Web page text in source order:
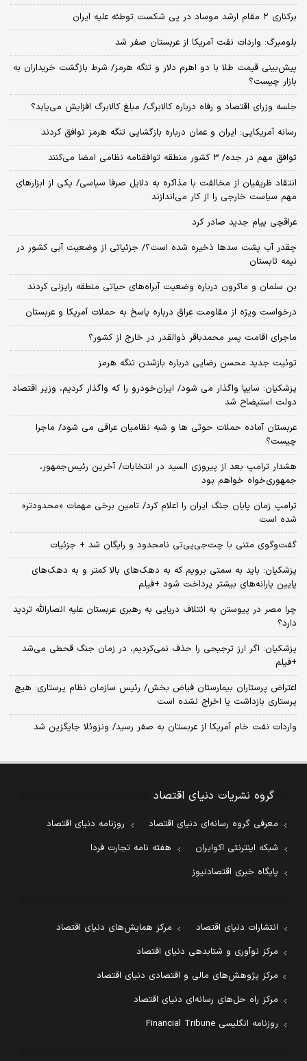
برکناری ۲ مقام‌ ارشد موساد در پی شکست توطئه علیه ایران
بلومبرگ: واردات نفت آمریکا از عربستان صفر شد
پیش‌بینی قیمت طلا با دو اهرم دلار و تنگه هرمز/ شرط بازگشت خریداران به
بازار چیست؟
جلسه وزرای اقتصاد و رفاه درباره کالابرگ/ مبلغ کالابرگ افزایش می‌یابد؟
رسانه آمریکایی: ایران و عمان درباره بازگشایی تنگه هرمز توافق کردند
توافق مهم در جده/ 3 کشور منطقه توافقنامه نظامی امضا می‌کنند
انتقاد ظریفیان از مخالفت با مذاکره به دلایل صرفا سیاسی/ یکی از ابزارهای
مهم سیاست خارجی را از کار می‌اندازند
عراقچی پیام جدید صادر کرد
چقدر آب پشت سدها ذخیره شده است؟/ جزئیاتی از وضعیت آبی کشور در
نیمه تابستان
بن سلمان و ماکرون درباره وضعیت آبراه‌های حیاتی منطقه رایزنی کردند
درخواست ویژه از مقاومت عراق درباره پاسخ به حملات آمریکا و عربستان
ماجرای اقامت پسر محمدباقر ذوالقدر در خارج از کشور؟
توئیت جدید محسن رضایی درباره بازشدن تنگه هرمز
پزشکیان: سایپا واگذار می شود/ ایران‌خودرو را که واگذار کردیم، وزیر اقتصاد
دولت استیضاح شد
عربستان آماده حملات حوثی ها و شبه نظامیان عراقی می شود/ ماجرا
چیست؟
هشدار ترامپ بعد از پیروزی السید در انتخابات/ آخرین رئیس‌جمهور،
جمهوری‌خواه خواهم بود
ترامپ زمان پایان جنگ ایران را اعلام کرد/ تامین برخی مهمات «محدودتر»
شده است
گفت‌وگوی متنی با چت‌جی‌پی‌تی نامحدود و رایگان شد + جزئیات
پزشکیان: باید به سمتی برویم که به دهک‌های بالا کمتر و به دهک‌های
پایین یارانه‌های بیشتر پرداخت شود +فیلم
چرا مصر در پیوستن به ائتلاف دریایی به رهبری عربستان علیه انصارالله تردید
دارد؟
پزشکیان: اگر ارز ترجیحی را حذف نمی‌کردیم، در زمان جنگ قحطی می‌شد
+فیلم
اعتراض پرستاران بیمارستان فیاض بخش/ رئیس سازمان نظام پرستاری: هیچ
پرستاری بازداشت یا اخراج نشده است
واردات نفت خام آمریکا از عربستان به صفر رسید/ ونزوئلا جایگزین شد
گروه نشریات دنیای اقتصاد
معرفی گروه رسانه‌ای دنیای اقتصاد
روزنامه دنیای اقتصاد
شبکه اینترنتی اکوایران
هفته نامه تجارت فردا
پایگاه خبری اقتصادنیوز
انتشارات دنیای اقتصاد
مرکز همایش‌های دنیای اقتصاد
مرکز نوآوری و شتابدهی دنیای اقتصاد
مرکز پژوهش‌های مالی و اقتصادی دنیای اقتصاد
مرکز راه حل‌های رسانه‌ای دنیای اقتصاد
روزنامه انگلیسی Financial Tribune